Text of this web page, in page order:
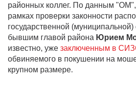
районных коллег. По данным
рамках проверки законности
государственной
бывшим главой района Юрием
известно, уже заключенным в
обвиняемого в покушении на
крупном размере.